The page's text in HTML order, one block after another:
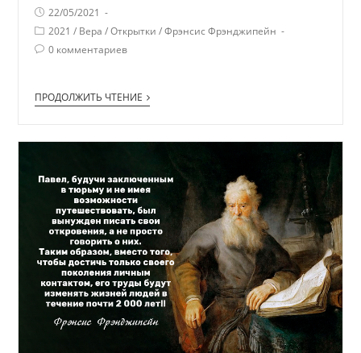
22/05/2021
2021 / Вера / Открытки / Фрэнсис Фрэнджипейн
0 комментариев
ПРОДОЛЖИТЬ ЧТЕНИЕ